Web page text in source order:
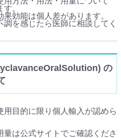
。
効能は個人差があります。
を感じたら医師に相談してく
の
用目的に限り個人輸入が認めら
量は公式サイトでご確認くださ